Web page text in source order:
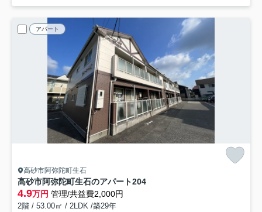
アパート
高砂市阿弥陀町生石
高砂市阿弥陀町生石のアパート204
4.9万円 管理/共益費2,000円
2階 / 53.00㎡ / 2LDK /築29年